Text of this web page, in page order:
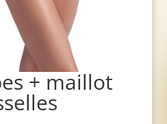
+ maillot